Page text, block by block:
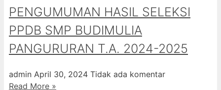
PENGUMUMAN HASIL SELEKSI
PPDB SMP BUDIMULIA
PANGURURAN T.A. 2024-2025
admin April 30, 2024 Tidak ada komentar
Read More »